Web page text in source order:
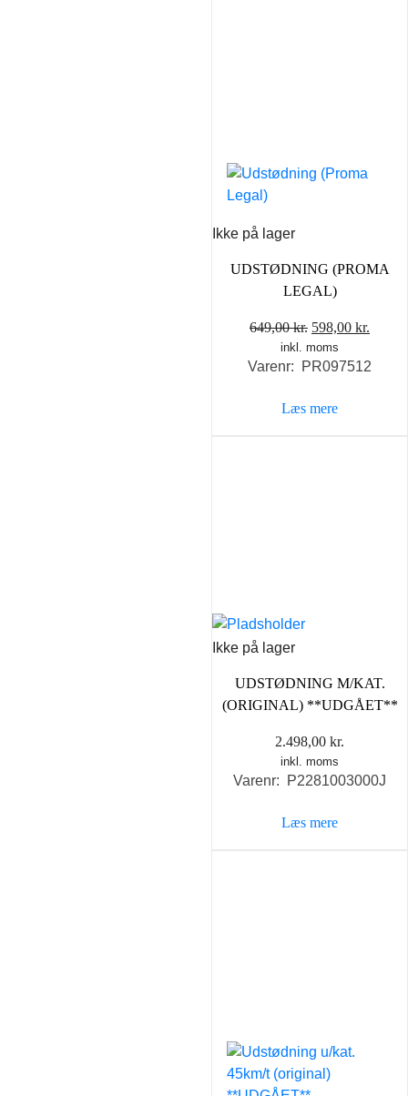
Ikke på lager
UDSTØDNING (PROMA
LEGAL)
649,00kr. Den
oprindelige
pris
649,00 kr..
598,00 kr.
pris
inkl. moms
Varenr: PR097512
Læs mere
Ikke på lager
UDSTØDNING M/KAT.
(ORIGINAL) **UDGÅET**
2.498,00 kr.
inkl. moms
Varenr: P2281003000J
Læs mere